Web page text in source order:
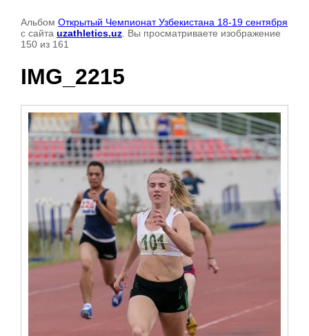
Альбом Открытый Чемпионат Узбекистана 18-19 сентября
с сайта uzathletics.uz . Вы просматриваете изображение
150 из 161
IMG_2215